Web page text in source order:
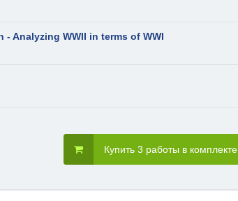
Analyzing WWII in terms of WWI
Купить 3 работы в комплекте